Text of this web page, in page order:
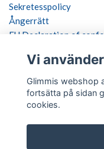
Sekretesspolicy
Ångerrätt
EU Declaration of
SOCIALA MEDIER
BETALSÄTT
Vi
Glimmis webshop
fortsätta på sidan
cookies.